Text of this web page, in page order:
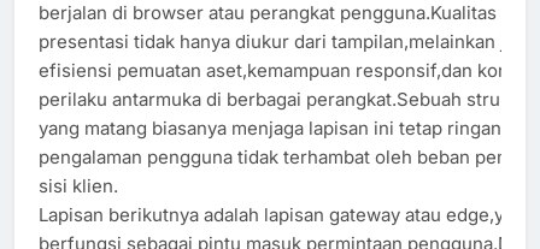
berjalan di browser atau perangkat pengguna.Kualitas
presentasi tidak hanya diukur dari tampilan,melainkan
efisiensi pemuatan aset,kemampuan responsif,dan
perilaku antarmuka di berbagai perangkat.Sebuah struktur
yang matang biasanya menjaga lapisan ini tetap ringan
pengalaman pengguna tidak terhambat oleh beban
sisi klien.
Lapisan berikutnya adalah lapisan gateway atau edge,yang
berfungsi sebagai pintu masuk permintaan pengguna.Di